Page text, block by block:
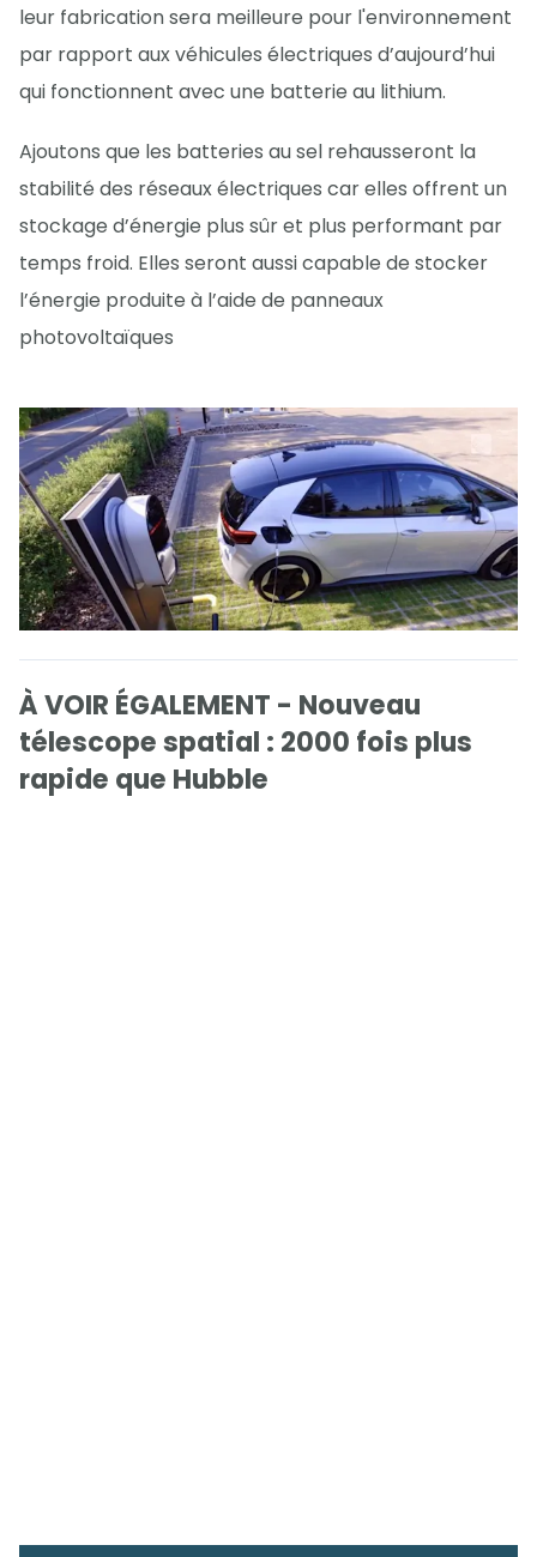
leur fabrication sera meilleure pour l'environnement
par rapport aux véhicules électriques d’aujourd’hui
qui fonctionnent avec une batterie au lithium.
Ajoutons que les batteries au sel rehausseront la
stabilité des réseaux électriques car elles offrent un
stockage d’énergie plus sûr et plus performant par
temps froid. Elles seront aussi capable de stocker
l’énergie produite à l’aide de panneaux
photovoltaïques
À VOIR ÉGALEMENT - Nouveau
télescope spatial : 2000 fois plus
rapide que Hubble